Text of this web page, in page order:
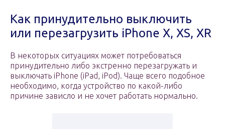
Как принудительно выключить
или перезагрузить iPhone X, XS, XR
В некоторых ситуациях может потребоваться
принудительно либо экстренно перезагружать и
выключать iPhone (iPad, iPod). Чаще всего подобное
необходимо, когда устройство по какой-либо
причине зависло и не хочет работать нормально.